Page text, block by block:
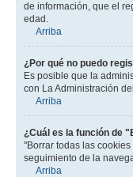
de información, que el
edad.
Arriba
¿Por qué no puedo
Es posible que la
con La Administración
Arriba
¿Cuál es la función de
"Borrar todas las
seguimiento de la
Arriba